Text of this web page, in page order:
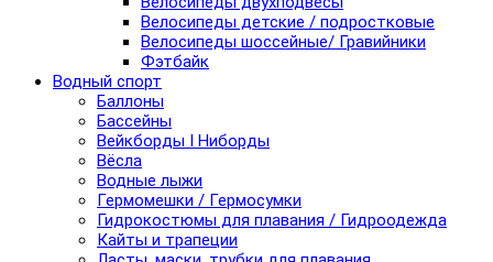
Велосипеды детские / подростковые
Велосипеды шоссейные/ Гравийники
Фэтбайк
Водный спорт
Баллоны
Бассейны
Вейкборды I Ниборды
Вёсла
Водные лыжи
Гермомешки / Гермосумки
Гидрокостюмы для плавания / Гидроодежда
Кайты и трапеции